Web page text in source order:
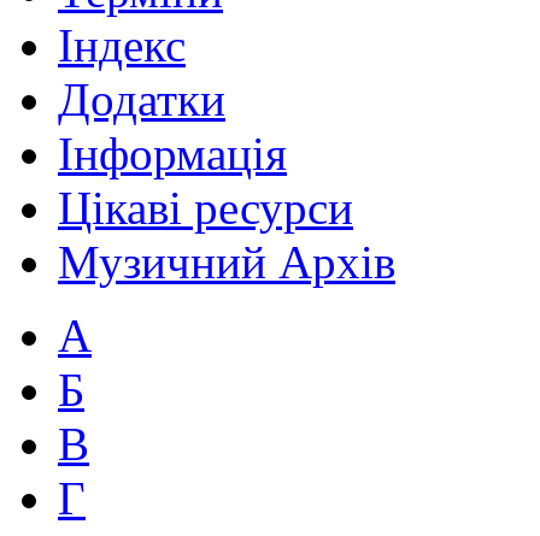
Індекс
Додатки
Інформація
Цікаві ресурси
Музичний Архів
А
Б
В
Г